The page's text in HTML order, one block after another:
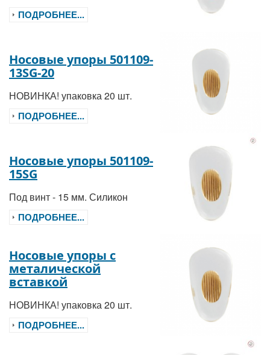
ПОДРОБНЕЕ...
Носовые упоры 501109-
13SG-20
НОВИНКА! упаковка 20 шт.
ПОДРОБНЕЕ...
Носовые упоры 501109-
15SG
Под винт - 15 мм. Силикон
ПОДРОБНЕЕ...
Носовые упоры с
металической
вставкой
НОВИНКА! упаковка 20 шт.
ПОДРОБНЕЕ...